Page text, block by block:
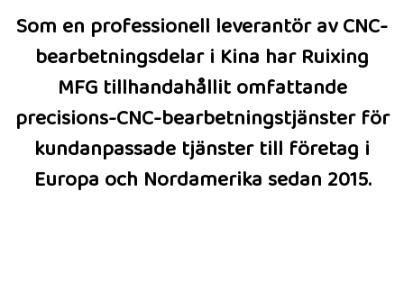
Som en professionell leverantör av CNC-
bearbetningsdelar i Kina har Ruixing
MFG tillhandahållit omfattande
precisions-CNC-bearbetningstjänster för
kundanpassade tjänster till företag i
Europa och Nordamerika sedan 2015.